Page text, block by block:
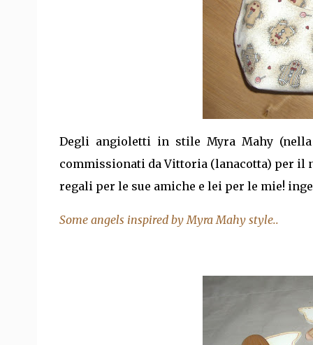
Degli angioletti in stile Myra Mahy
commissionati da Vittoria (lanacotta) per il
regali per le sue amiche e lei per le mie!
Some angels inspired by Myra Mahy style..